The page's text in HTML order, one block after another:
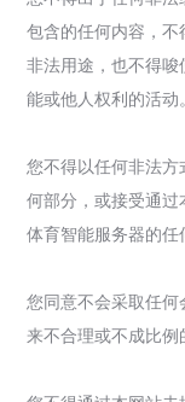
包含的任何内容，
非法用途，也不得
能或他人权利的活动。
您不得以任何非法
何部分，或接受通
体育智能服务器的任
您同意不会采取任
来不合理或不成比例